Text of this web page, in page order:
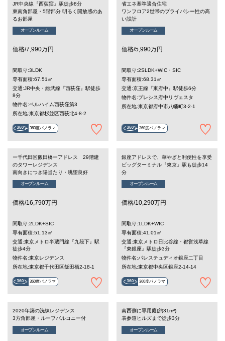
JR中央線『西荻窪』駅徒歩8分
東南角部屋・5階部分 明るく開放感のあ
るお部屋
オープンルーム
価格/7,990万円
間取り:3LDK
専有面積:67.51㎡
交通:JR中央・総武線『西荻窪』駅徒歩
8分
物件名:ベルハイム西荻窪第3
所在地:東京都杉並区西荻北4-8-2
360度パノラマ
省エネ基準適合住宅
ワンフロア2世帯のプライバシー性の高
い設計
オープンルーム
価格/5,990万円
間取り:2SLDK+WIC・SIC
専有面積:68.31㎡
交通:京王線『東府中』駅徒歩6分
物件名:プレシス府中リヴェスタ
所在地:東京都府中市八幡町3-2-1
360度パノラマ
ー千代田区飯田橋ーアドレス 29階建
のタワーレジデンス
南向きにつき陽当たり・眺望良好
オープンルーム
価格/16,790万円
間取り:2LDK+SIC
専有面積:51.13㎡
交通:東京メトロ半蔵門線『九段下』駅
徒歩4分
物件名:東京レジデンス
所在地:東京都千代田区飯田橋2-18-1
360度パノラマ
銀座アドレスで、華やぎと利便性を享受
ビッグターミナル『東京』駅も徒歩14
分
オープンルーム
価格/10,290万円
間取り:1LDK+WIC
専有面積:41.01㎡
交通:東京メトロ日比谷線・都営浅草線
『東銀座』駅徒歩3分
物件名:パレステュディオ銀座二丁目
所在地:東京都中央区銀座2-14-14
360度パノラマ
2020年築の洗練レジデンス
3方角部屋・ルーフバルコニー付
オープンルーム
南西側に専用庭(約31m²)
表参道ヒルズまで徒歩3分
オープンルーム